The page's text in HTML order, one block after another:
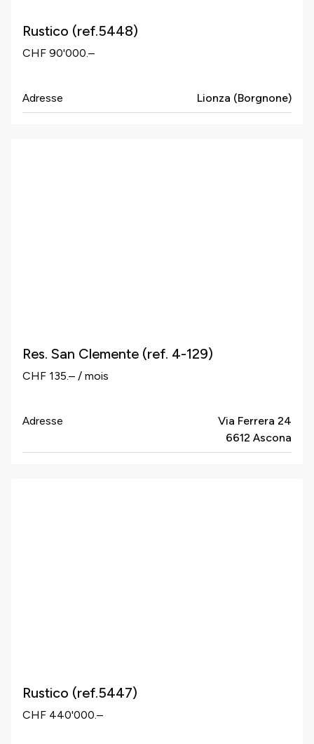
Rustico (ref.5448)
CHF 90'000.–
Adresse Lionza (Borgnone)
Res. San Clemente (ref. 4-129)
CHF 135.– / mois
Adresse
Via Ferrera 24
6612 Ascona
Rustico (ref.5447)
CHF 440'000.–